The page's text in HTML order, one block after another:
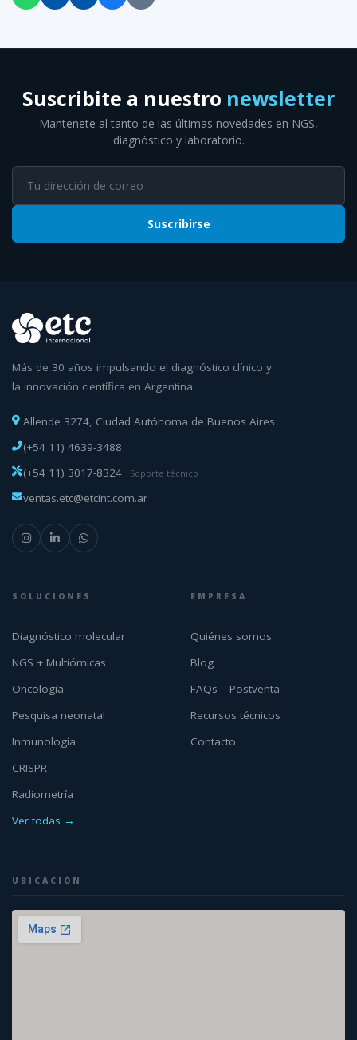
Suscribite a nuestro newsletter
Mantenete al tanto de las últimas novedades en NGS,
diagnóstico y laboratorio.
Suscribirse
Más de 30 años impulsando el diagnóstico clínico y
la innovación científica en Argentina.
Allende 3274, Ciudad Autónoma de Buenos Aires
(+54 11) 4639-3488
(+54 11) 3017-8324
Soporte técnico
ventas.etc@etcint.com.ar
SOLUCIONES
Diagnóstico molecular
NGS + Multiómicas
Oncología
Pesquisa neonatal
Inmunología
CRISPR
Radiometría
Ver todas →
EMPRESA
Quiénes somos
Blog
FAQs – Postventa
Recursos técnicos
Contacto
UBICACIÓN